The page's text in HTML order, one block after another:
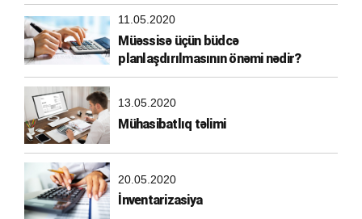
11.05.2020
Müəssisə üçün büdcə
planlaşdırılmasının önəmi nədir?
13.05.2020
Mühasibatlıq təlimi
20.05.2020
İnventarizasiya